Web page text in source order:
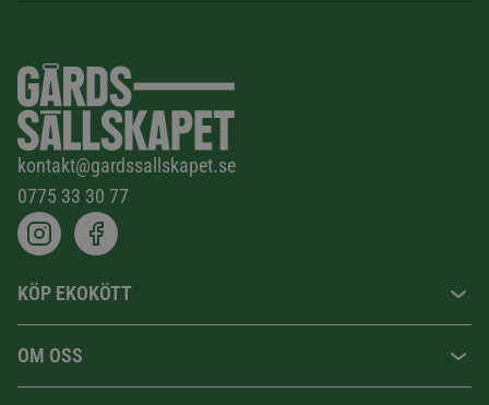
kontakt@gardssallskapet.se
0775 33 30 77
KÖP EKOKÖTT
OM OSS